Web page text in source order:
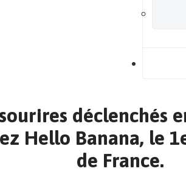
déclenchés
Hello Banana, le
de France.